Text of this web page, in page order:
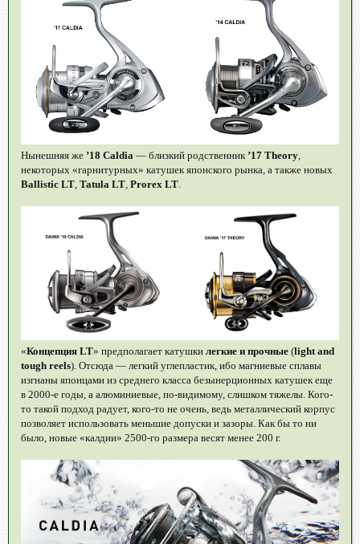
Нынешняя же ’18 Caldia — близкий родственник’17 Theory,
некоторых «гарнитурных» катушек японского рынка, а также новых
Ballistic LT, Tatula LT, Prorex LT.
«Концепция LT» предполагает катушки легкие и прочные (light and
tough reels). Отсюда — легкий углепластик, ибо магниевые сплавы
изгнаны японцами из среднего класса безынерционных катушек еще
в 2000-е годы, а алюминиевые, по-видимому, слишком тяжелы. Кого-
то такой подход радует, кого-то не очень, ведь металлический корпус
позволяет использовать меньшие допуски и зазоры. Как бы то ни
было, новые «калдии» 2500-го размера весят менее 200 г.